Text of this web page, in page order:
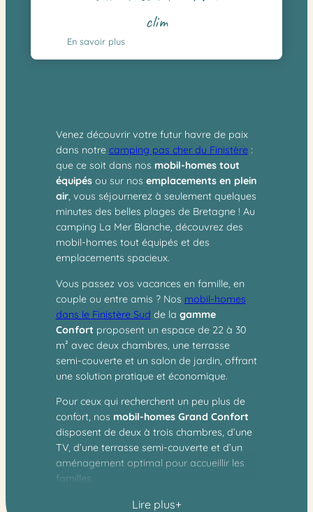
clim
En savoir plus
Venez découvrir votre futur havre de paix
dans notre camping pas cher du Finistère:
que ce soit dans nos mobil-homes tout
équipésou sur nos emplacements en plein
air, vous séjournerez à seulement quelques
minutes des belles plages de Bretagne ! Au
camping La Mer Blanche, découvrez des
mobil-homes tout équipés et des
emplacements spacieux.
Vous passez vos vacances en famille, en
couple ou entre amis ? Nos mobil-homes
dans le Finistère Sud de la gamme
Confort proposent un espace de 22 à 30
m² avec deux chambres, une terrasse
semi-couverte et un salon de jardin, offrant
une solution pratique et économique.
Lire plus
Pour ceux qui recherchent un peu plus de
confort, nos mobil-homes Grand Confort
disposent de deux à trois chambres, d’une
TV, d’une terrasse semi-couverte et d’un
aménagement optimal pour accueillir les
familles.
mobil-homes Presta+